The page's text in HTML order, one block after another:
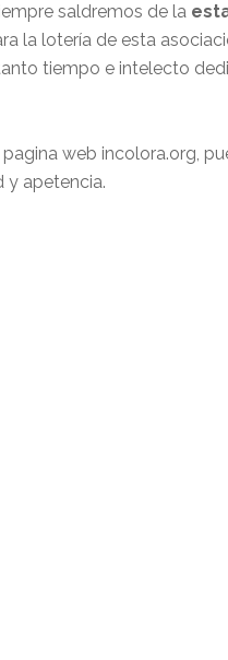
saldremos de la
la lotería de esta
tiempo e intelecto
web incolora.org,
y apetencia.